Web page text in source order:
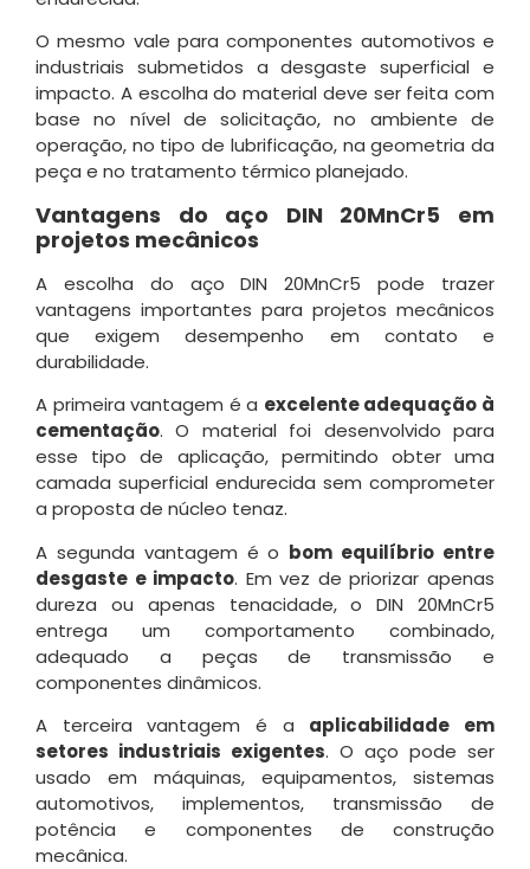
O mesmo vale para componentes automotivos e
industriais submetidos a desgaste superficial e
impacto. A escolha do material deve ser feita com
base no nível de solicitação, no ambiente de
operação, no tipo de lubrificação, na geometria da
peça e no tratamento térmico planejado.
Vantagens do aço DIN 20MnCr5 em
projetos mecânicos
A escolha do aço DIN 20MnCr5 pode trazer
vantagens importantes para projetos mecânicos
que exigem desempenho em contato e
durabilidade.
A primeira vantagem é a excelente adequação à
cementação. O material foi desenvolvido para
esse tipo de aplicação, permitindo obter uma
camada superficial endurecida sem comprometer
a proposta de núcleo tenaz.
A segunda vantagem é o bom equilíbrio entre
desgaste e impacto. Em vez de priorizar apenas
dureza ou apenas tenacidade, o DIN 20MnCr5
entrega um comportamento combinado,
adequado a peças de transmissão e
componentes dinâmicos.
A terceira vantagem é a aplicabilidade em
setores industriais exigentes. O aço pode ser
usado em máquinas, equipamentos, sistemas
automotivos, implementos, transmissão de
potência e componentes de construção
mecânica.